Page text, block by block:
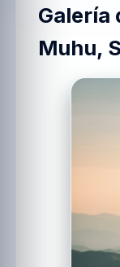
Galería
Muhu,